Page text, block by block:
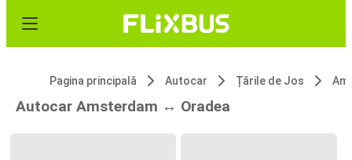
Pagina principală Autocar Țările de Jos
Autocar Amsterdam ↔ Oradea